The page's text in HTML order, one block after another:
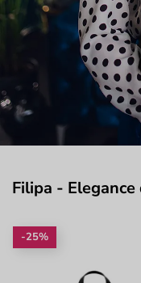
Filipa -
-25%